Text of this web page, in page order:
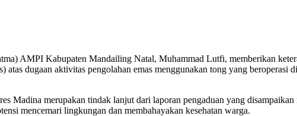
AMPI Kabupaten Mandailing Natal, Muhammad Lutfi, memberikan
atas dugaan aktivitas pengolahan emas menggunakan tong yang
Madina merupakan tindak lanjut dari laporan pengaduan yang disampaikan
mencemari lingkungan dan membahayakan kesehatan warga.